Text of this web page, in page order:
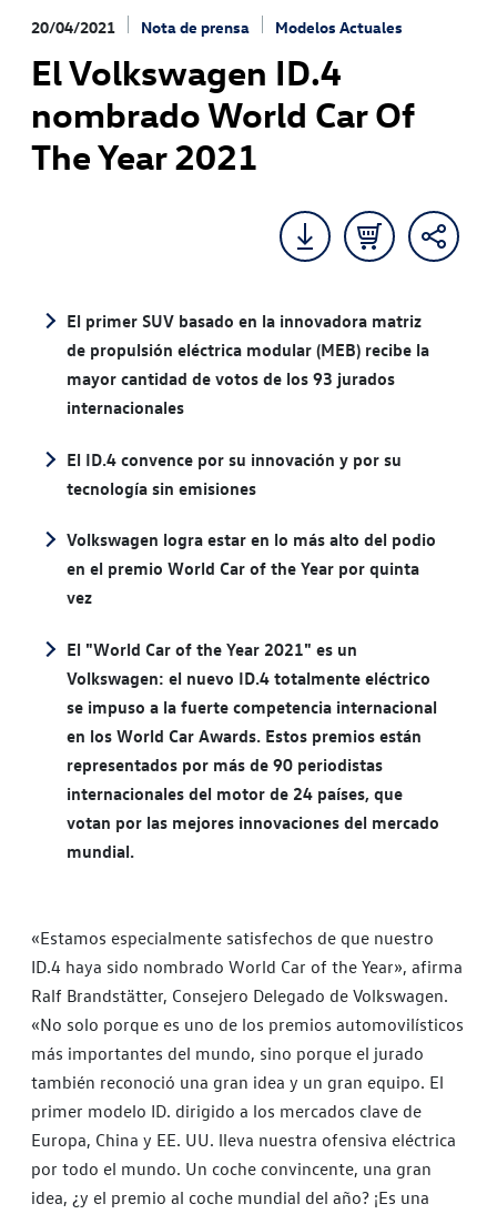
20/04/2021 Nota de prensa Modelos Actuales
El Volkswagen ID.4
nombrado World Car Of
The Year 2021
El primer SUV basado en la innovadora matriz
de propulsión eléctrica modular (MEB) recibe la
mayor cantidad de votos de los 93 jurados
internacionales
El ID.4 convence por su innovación y por su
tecnología sin emisiones
Volkswagen logra estar en lo más alto del podio
en el premio World Car of the Year por quinta
vez
El "World Car of the Year 2021" es un
Volkswagen: el nuevo ID.4 totalmente eléctrico
se impuso a la fuerte competencia internacional
en los World Car Awards. Estos premios están
representados por más de 90 periodistas
internacionales del motor de 24 países, que
votan por las mejores innovaciones del mercado
mundial.
«Estamos especialmente satisfechos de que nuestro
ID.4 haya sido nombrado World Car of the Year», afirma
Ralf Brandstätter, Consejero Delegado de Volkswagen.
«No solo porque es uno de los premios automovilísticos
más importantes del mundo, sino porque el jurado
también reconoció una gran idea y un gran equipo. El
primer modelo ID. dirigido a los mercados clave de
Europa, China y EE. UU. lleva nuestra ofensiva eléctrica
por todo el mundo. Un coche convincente, una gran
idea, ¿y el premio al coche mundial del año? ¡Es una